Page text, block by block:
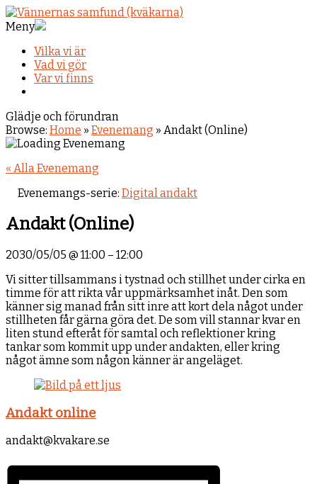
Meny
Vilka vi är
Vad vi gör
Var vi finns
Glädje och förundran
Browse: Home » Evenemang » Andakt (Online)
« Alla Evenemang
Evenemangs-serie: Digital andakt
Andakt (Online)
2030/05/05 @ 11:00 – 12:00
Vi sitter tillsammans i tystnad och stillhet under cirka en
timme för att rikta vår uppmärksamhet inåt. Den som
känner sig manad från sitt inre att kort dela något under
stillheten får gärna göra det. De som vill stannar kvar en
liten stund efteråt för samtal och reflektioner kring
tankar som kommit upp under andakten, eller kring
något ämne som någon känner är angeläget.
Andakt online
andakt@kvakare.se